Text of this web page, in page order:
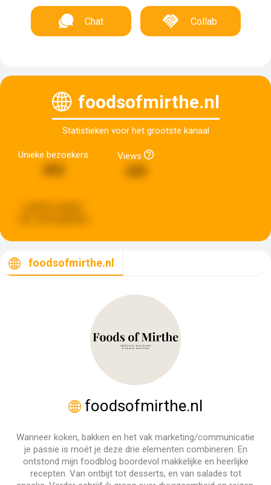
Chat Collab
foodsofmirthe.nl
Statistieken voor het grootste kanaal
Unieke bezoekers Views
foodsofmirthe.nl
foodsofmirthe.nl
Wanneer koken, bakken en het vak marketing/communicatie
je passie is moét je deze drie elementen combineren. En
ontstond mijn foodblog boordevol makkelijke en heerlijke
recepten. Van ontbijt tot desserts, en van salades tot